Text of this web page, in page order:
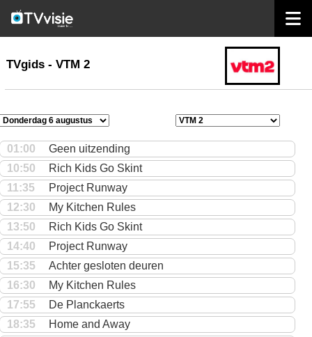
TVgids
TVgids - VTM 2
01:00
Geen uitzending
10:50
Rich Kids Go Skint
11:35
Project Runway
12:30
My Kitchen Rules
13:50
Rich Kids Go Skint
14:40
Project Runway
15:35
Achter gesloten deuren
16:30
My Kitchen Rules
17:55
De Planckaerts
18:35
Home and Away